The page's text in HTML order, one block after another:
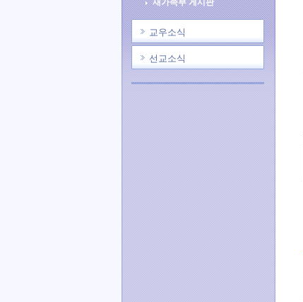
새가족부 게시판
교우소식
선교소식